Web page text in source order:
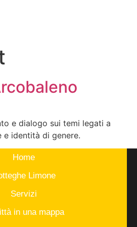
e dialogo sui temi legati a
e identità di genere.
Home
Limone
Servizi
in una mappa